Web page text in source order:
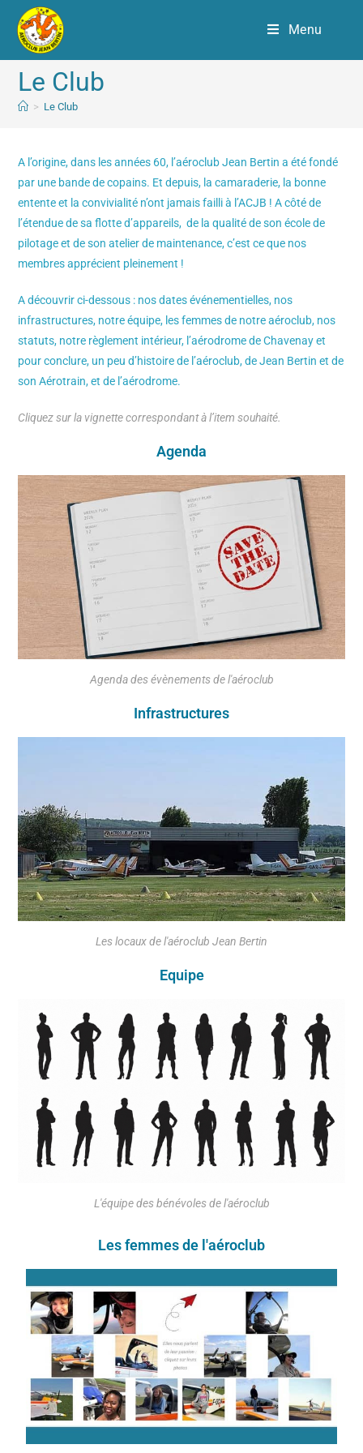
Menu
Le Club
> Le Club
A l’origine, dans les années 60, l’aéroclub Jean Bertin a été fondé
par une bande de copains. Et depuis, la camaraderie, la bonne
entente et la convivialité n’ont jamais failli à l’ACJB ! A côté de
l’étendue de sa flotte d’appareils, de la qualité de son école de
pilotage et de son atelier de maintenance, c’est ce que nos
membres apprécient pleinement !
A découvrir ci-dessous : nos dates événementielles, nos
infrastructures, notre équipe, les femmes de notre aéroclub, nos
statuts, notre règlement intérieur, l’aérodrome de Chavenay et
pour conclure, un peu d’histoire de l’aéroclub, de Jean Bertin et de
son Aérotrain, et de l’aérodrome.
Cliquez sur la vignette correspondant à l’item souhaité.
Agenda
Agenda des évènements de l'aéroclub
Infrastructures
Les locaux de l'aéroclub Jean Bertin
Equipe
L'équipe des bénévoles de l'aéroclub
Les femmes de l'aéroclub